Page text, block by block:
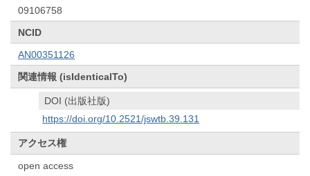
09106758
NCID
AN00351126
関連情報 (isIdenticalTo)
DOI (出版社版)
https://doi.org/10.2521/jswtb.39.131
アクセス権
open access